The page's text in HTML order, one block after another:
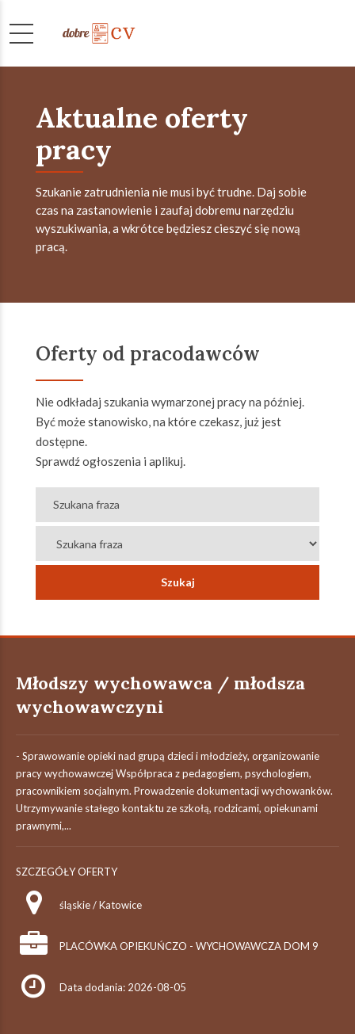
Aktualne oferty
pracy
Szukanie zatrudnienia nie musi być trudne. Daj sobie
czas na zastanowienie i zaufaj dobremu narzędziu
wyszukiwania, a wkrótce będziesz cieszyć się nową
pracą.
Oferty od pracodawców
Nie odkładaj szukania wymarzonej pracy na później.
Być może stanowisko, na które czekasz, już jest
dostępne.
Sprawdź ogłoszenia i aplikuj.
Młodszy wychowawca / młodsza
wychowawczyni
- Sprawowanie opieki nad grupą dzieci i młodzieży, organizowanie
pracy wychowawczej Współpraca z pedagogiem, psychologiem,
pracownikiem socjalnym. Prowadzenie dokumentacji wychowanków.
Utrzymywanie stałego kontaktu ze szkołą, rodzicami, opiekunami
prawnymi,...
SZCZEGÓŁY OFERTY
śląskie / Katowice
PLACÓWKA OPIEKUŃCZO - WYCHOWAWCZA DOM 9
Data dodania: 2026-08-05